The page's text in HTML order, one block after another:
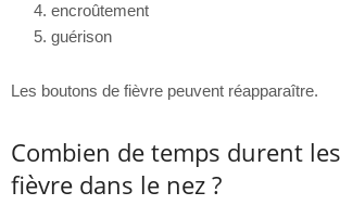
encroûtement
guérison
Les boutons de fièvre peuvent réapparaître.
Combien de temps durent
fièvre dans le nez ?